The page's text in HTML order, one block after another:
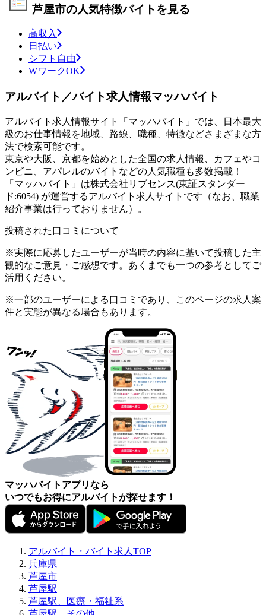
芦屋市の人気特徴バイトを見る
高収入
日払い
シフト自由
WワークOK
アルバイト／バイト求人情報マッハバイト
アルバイト求人情報サイト「マッハバイト」では、日本最大
級のお仕事情報を地域、路線、職種、特徴などさまざまな方
法で検索可能です。
東京や大阪、京都を始めとした全国の求人情報、カフェやコ
ンビニ、アパレルのバイトなどの人気職種も多数掲載！
「マッハバイト」は株式会社リブセンス(東証スタンダー
ド:6054) が運営するアルバイト求人サイトです（なお、職業
紹介事業は行っておりません）。
投稿された口コミについて
※実際に応募したユーザーが当時の内容に基いて投稿した主
観的なご意見・ご感想です。あくまでも一つの参考としてご
活用ください。
※一部のユーザーによる口コミであり、このページの求人案
件と実態が異なる場合もあります。
マッハバイトアプリなら
いつでもお得にアルバイトが探せます！
アルバイト・バイト求人TOP
兵庫県
芦屋市
芦屋駅
芦屋駅、医療・福祉系